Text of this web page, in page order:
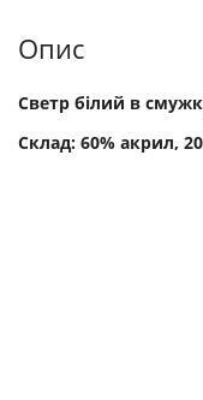
Опис
Светр білий в
Склад: 60% акрил,